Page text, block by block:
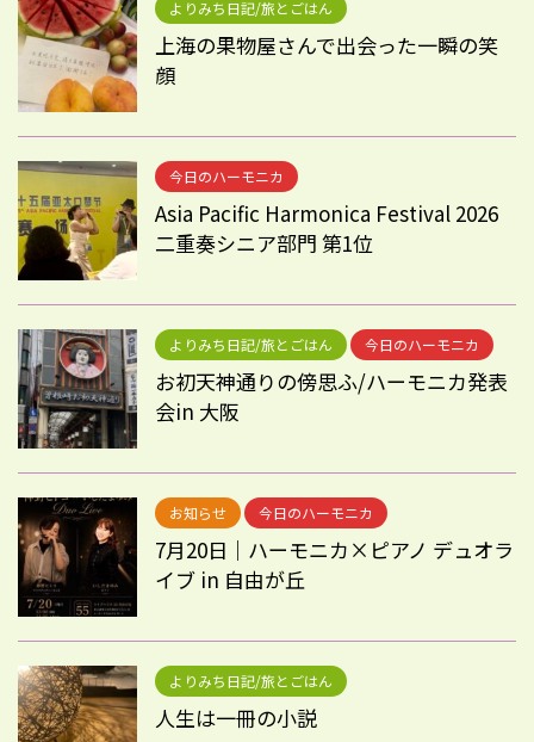
よりみち日記/旅とごはん
上海の果物屋さんで出会った一瞬の笑
顔
今日のハーモニカ
Asia Pacific Harmonica Festival 2026
二重奏シニア部門 第1位
よりみち日記/旅とごはん 今日のハーモニカ
お初天神通りの傍思ふ/ハーモニカ発表
会in 大阪
お知らせ 今日のハーモニカ
7月20日｜ハーモニカ×ピアノ デュオラ
イブ in 自由が丘
よりみち日記/旅とごはん
人生は一冊の小説